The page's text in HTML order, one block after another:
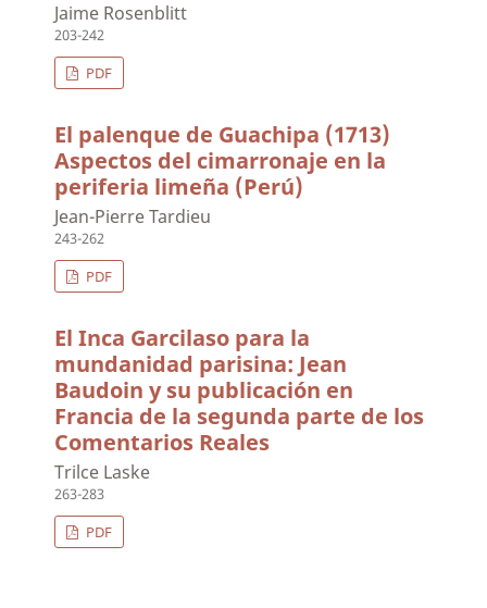
Jaime Rosenblitt
203-242
PDF
El palenque de Guachipa (1713)
Aspectos del cimarronaje en la
periferia limeña (Perú)
Jean-Pierre Tardieu
243-262
PDF
El Inca Garcilaso para la
mundanidad parisina: Jean
Baudoin y su publicación en
Francia de la segunda parte de los
Comentarios Reales
Trilce Laske
263-283
PDF